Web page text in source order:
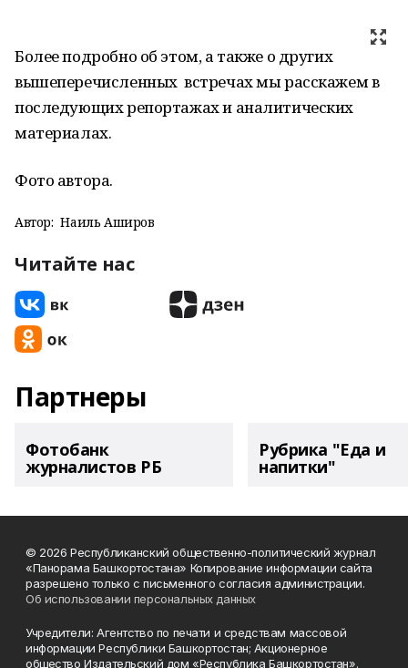
Более подробно об этом, а также о других
вышеперечисленных встречах мы расскажем в
последующих репортажах и аналитических
материалах.
Фото автора.
Автор: Наиль Аширов
Читайте нас
Партнеры
Фотобанк
журналистов РБ
Рубрика "Еда и
напитки"
© 2026 Республиканский общественно-политический журнал
«Панорама Башкортостана» Копирование информации сайта
разрешено только с письменного согласия администрации.
Об использовании персональных данных
Учредители: Агентство по печати и средствам массовой
информации Республики Башкортостан; Акционерное
общество Издательский дом «Республика Башкортостан».